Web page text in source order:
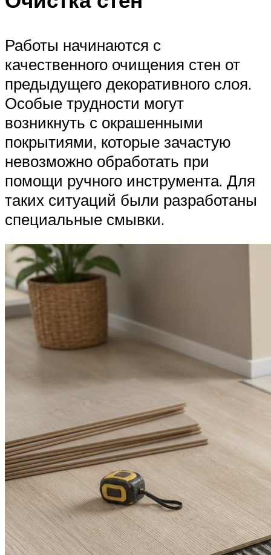
Работы начинаются с
качественного очищения стен от
предыдущего декоративного слоя.
Особые трудности могут
возникнуть с окрашенными
покрытиями, которые зачастую
невозможно обработать при
помощи ручного инструмента. Для
таких ситуаций были разработаны
специальные смывки.